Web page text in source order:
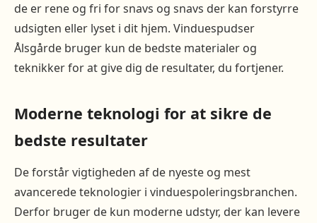
de er rene og fri for snavs og snavs der kan forstyrre
udsigten eller lyset i dit hjem. Vinduespudser
Ålsgårde bruger kun de bedste materialer og
teknikker for at give dig de resultater, du fortjener.
Moderne teknologi for at sikre de
bedste resultater
De forstår vigtigheden af de nyeste og mest
avancerede teknologier i vinduespoleringsbranchen.
Derfor bruger de kun moderne udstyr, der kan levere